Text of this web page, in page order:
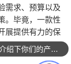
需求、预算以及
。毕竟，一款性
展提供有力的保